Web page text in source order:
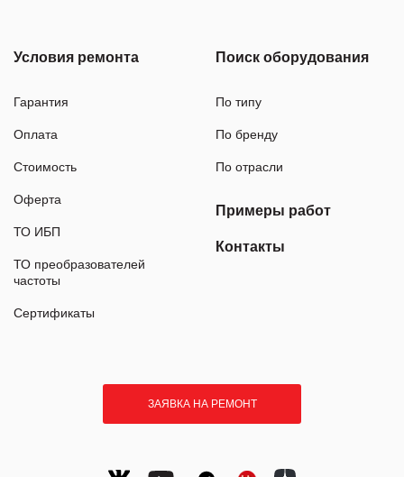
Условия ремонта
Гарантия
Оплата
Стоимость
Оферта
ТО ИБП
ТО преобразователей
частоты
Сертификаты
Поиск оборудования
По типу
По бренду
По отрасли
Примеры работ
Контакты
ЗАЯВКА НА РЕМОНТ